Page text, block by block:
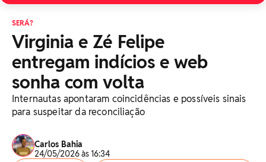
SERÁ?
Virginia e Zé Felipe
entregam indícios e web
sonha com volta
Internautas apontaram coincidências e possíveis sinais
para suspeitar da reconciliação
Carlos Bahia
24/05/2026 às 16:34